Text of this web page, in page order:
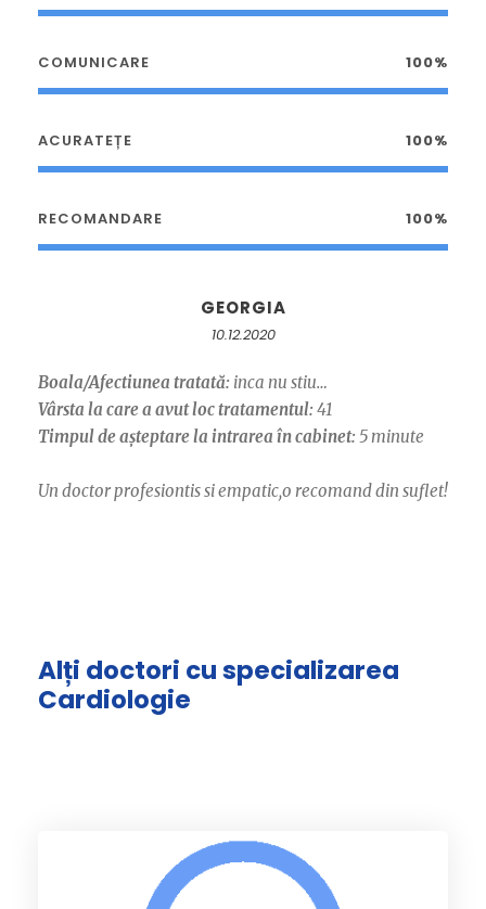
COMUNICARE 100%
ACURATEȚE 100%
RECOMANDARE 100%
GEORGIA
10.12.2020
Boala/Afectiunea tratată: inca nu stiu…
Vârsta la care a avut loc tratamentul: 41
Timpul de așteptare la intrarea în cabinet: 5 minute
Un doctor profesiontis si empatic,o recomand din suflet!
Alți doctori cu specializarea
Cardiologie